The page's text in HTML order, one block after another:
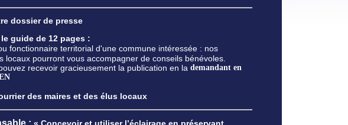
dossier de presse​
guide de 12 pages :
fonctionnaire territorial d'une commune intéressée : nos
locaux pourront vous accompagner de conseils bénévoles.
recevoir gracieusement la publication en la demandant en
des maires et des élus locaux
: